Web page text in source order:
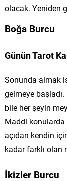
olacak. Yeniden
Boğa Burcu
Günün Tarot
Sonunda almak
gelmeye
bile her şeyin
Maddi konularda
açıdan kendin
kadar farklı olan
İkizler Burcu